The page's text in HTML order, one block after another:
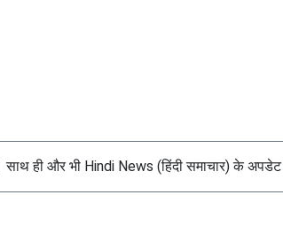
ही और भी Hindi News (हिंदी समाचार) के अपडेट